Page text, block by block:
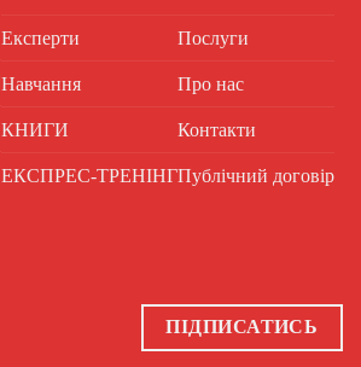
Експерти
Навчання
КНИГИ
ЕКСПРЕС-ТРЕНІНГ
Послуги
Про нас
Контакти
Публічний договір
ПІДПИСАТИСЬ